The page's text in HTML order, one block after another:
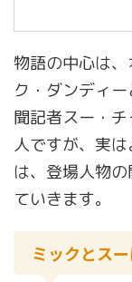
物語の中心は
ク・ダンディ
聞記者スー・
人ですが、実
は、登場人物
ていきます。
ミックとス